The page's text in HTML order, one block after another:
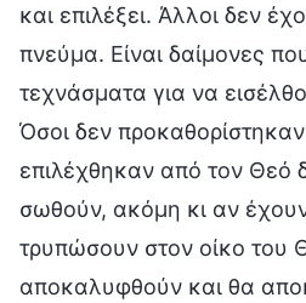
και επιλέξει. Άλλοι δεν
πνεύμα. Είναι δαίμονες
τεχνάσματα για να
Όσοι δεν
επιλέχθηκαν από τον Θεό
σωθούν, ακόμη κι αν
τρυπώσουν στον οίκο του
αποκαλυφθούν και θα